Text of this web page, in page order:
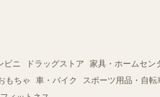
ビニ ドラッグストア
家具・ホームセン
もちゃ
車・バイク
スポーツ用品・自転